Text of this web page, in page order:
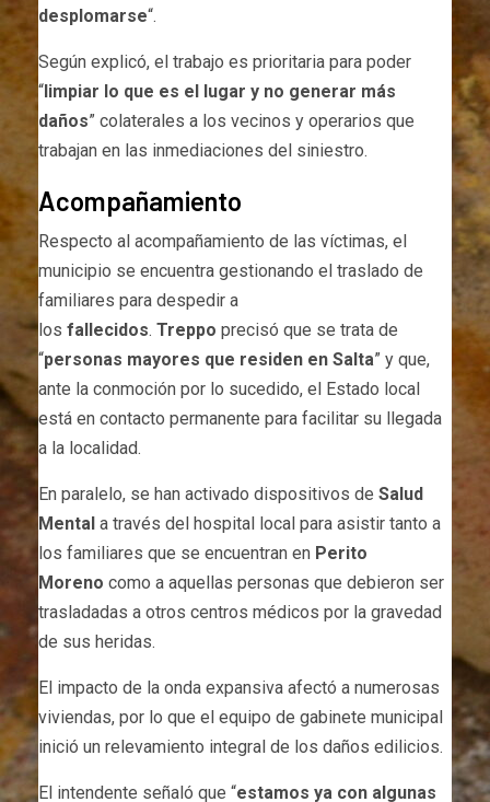
desplomarse“.
Según explicó, el trabajo es prioritaria para poder
“limpiar lo que es el lugar y no generar más
daños” colaterales a los vecinos y operarios que
trabajan en las inmediaciones del siniestro.
Acompañamiento
Respecto al acompañamiento de las víctimas, el
municipio se encuentra gestionando el traslado de
familiares para despedir a
los fallecidos. Treppo precisó que se trata de
“personas mayores que residen en Salta” y que,
ante la conmoción por lo sucedido, el Estado local
está en contacto permanente para facilitar su llegada
a la localidad.
En paralelo, se han activado dispositivos de Salud
Mental a través del hospital local para asistir tanto a
los familiares que se encuentran en Perito
Moreno como a aquellas personas que debieron ser
trasladadas a otros centros médicos por la gravedad
de sus heridas.
El impacto de la onda expansiva afectó a numerosas
viviendas, por lo que el equipo de gabinete municipal
inició un relevamiento integral de los daños edilicios.
El intendente señaló que “estamos ya con algunas